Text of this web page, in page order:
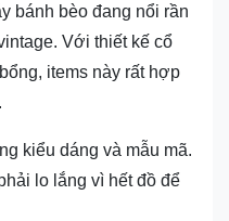
bánh bèo đang nổi rần
Với thiết kế cổ
items này rất hợp
kiểu dáng và mẫu mã.
lo lắng vì hết đồ để